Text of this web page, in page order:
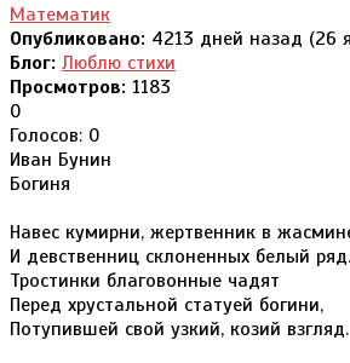
Математик
Опубликовано: 4213 дней назад (26
Блог: Люблю стихи
Просмотров: 1183
0
Голосов: 0
Иван Бунин
Богиня
Навес кумирни, жертвенник в
И девственниц склоненных белый ряд.
Тростинки благовонные чадят
Перед хрустальной статуей богини,
Потупившей свой узкий, козий взгляд.